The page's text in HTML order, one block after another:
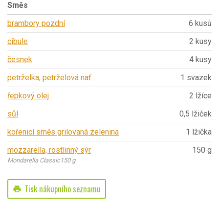
Směs
brambory pozdní
6 kusů
cibule
2 kusy
česnek
4 kusy
petrželka, petrželová nať
1 svazek
řepkový olej
2 lžíce
sůl
0,5 lžiček
kořenicí směs grilovaná zelenina
1 lžička
mozzarella, rostlinný sýr
Mondarella Classic150 g
150 g
print Tisk nákupního seznamu